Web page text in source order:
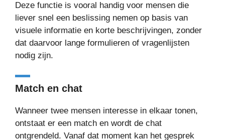
Deze functie is vooral handig voor mensen die
liever snel een beslissing nemen op basis van
visuele informatie en korte beschrijvingen, zonder
dat daarvoor lange formulieren of vragenlijsten
nodig zijn.
Match en chat
Wanneer twee mensen interesse in elkaar tonen,
ontstaat er een match en wordt de chat
ontgrendeld. Vanaf dat moment kan het gesprek